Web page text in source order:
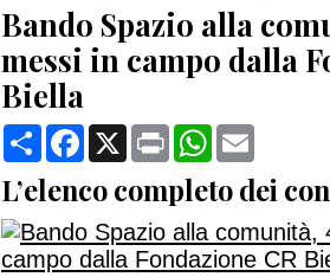
Bando Spazio alla
messi in campo dalla
Biella
CondividiFacebook
X Print WhatsApp
L’elenco completo dei